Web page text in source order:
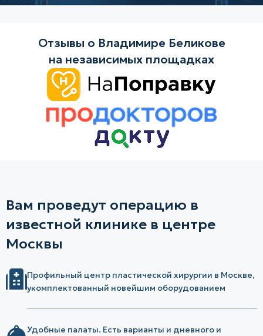
Отзывы о Владимире Беликове
на независимых площадках
Вам проведут операцию в
известной клинике в центре
Москвы
Профильный центр пластической хирургии в Москве,
укомплектованный новейшим оборудованием
Удобные палаты. Есть варианты и дневного и